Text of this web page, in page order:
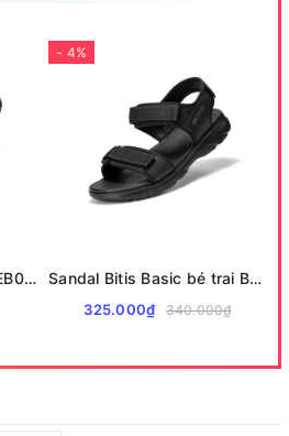
Dép Bitis Dino Bé Trai BEB008700
- 4%
Sandal Bitis Basic bé trai BEB008000
325.000₫ 340.000₫